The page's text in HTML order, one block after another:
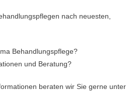
nach neuesten,
Behandlungspflege?
und Beratung?
beraten wir Sie gerne unter